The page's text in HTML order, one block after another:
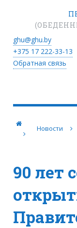
ghu@ghu.by
+375 17222-33-13
Обратная связь
Новости
90 лет